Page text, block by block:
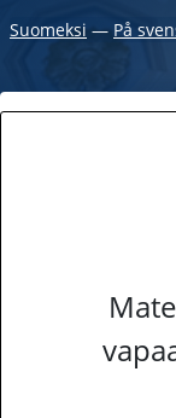
Suomeksi ― På